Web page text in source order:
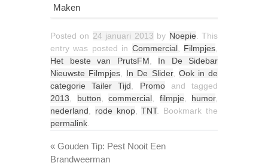
Maken
Posted on 24 januari 2013 by Noepie . This
entry was posted in Commercial, Filmpjes
Het beste van PrutsFM
In De Sidebar
Nieuwste Filmpjes
In De Slider, Ook in de
categorie Tailer Tijd
Promoand tagged
2013
button commercial filmpje humor,
nederland
rode knop,TNT. Bookmark the
permalink
« Gouden Tip: Pest Nooit Een
Brandweerman